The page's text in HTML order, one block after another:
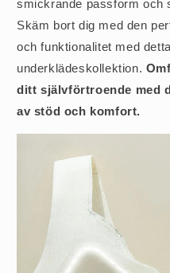
smickrande passform och
Skäm bort dig med den
och funktionalitet med
underklädeskollektion.
ditt självförtroende med
av stöd och komfort.